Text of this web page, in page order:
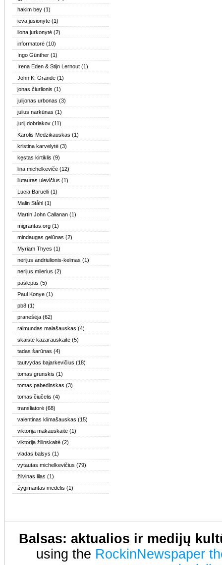
hakim bey (1)
ieva jusionytė (1)
ilona jurkonytė (2)
informatorė (10)
Ingo Günther (1)
Irena Eden & Stijn Lernout (1)
John K. Grande (1)
jonas čiurlionis (1)
julijonas urbonas (3)
julius narkūnas (1)
jurij dobriakov (11)
Karolis Medzikauskas (1)
kristina karvelytė (3)
kęstas kirtiklis (9)
lina michelkevičė (12)
liutauras ulevičius (1)
Lucia Baruelli (1)
Malin Ståhl (1)
Martin John Callanan (1)
migrantas.org (1)
mindaugas gelūnas (2)
Myriam Thyes (1)
nerijus andriulionis-kelmas (1)
nerijus milerius (2)
pasleptis (5)
Paul Konye (1)
pb8 (1)
pranešėja (62)
raimundas malašauskas (4)
skaistė kazarauskaitė (5)
tadas šarūnas (4)
tautvydas bajarkevičius (18)
tomas grunskis (1)
tomas pabedinskas (3)
tomas čiučelis (4)
transliatorė (68)
valentinas klimašauskas (15)
viktorija makauskaitė (1)
viktorija žilinskaitė (2)
vladas balsys (1)
vytautas michelkevičius (79)
žilvinas lilas (1)
žygimantas medelis (1)
Balsas: aktualios ir medijų
using the RockinNewspaper